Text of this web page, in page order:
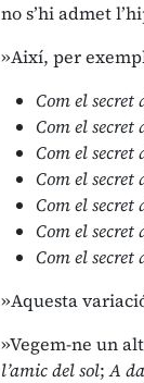
no s’hi admet
»Així, per
Com el
Com el secret
Com el
Com el secret
Com el secret
Com el
Com el secret
»Aquesta
»Vegem-ne un
l’amic del sol;A